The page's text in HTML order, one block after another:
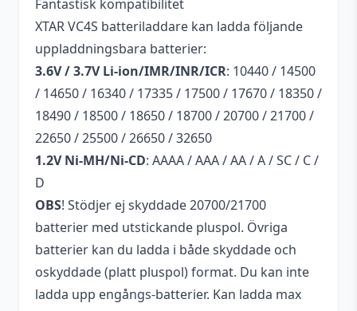
Fantastisk kompatibilitet
XTAR VC4S batteriladdare kan ladda följande
uppladdningsbara batterier:
3.6V / 3.7V Li-ion/IMR/INR/ICR: 10440 / 14500
/ 14650 / 16340 / 17335 / 17500 / 17670 / 18350 /
18490 / 18500 / 18650 / 18700 / 20700 / 21700 /
22650 / 25500 / 26650 / 32650
1.2V Ni-MH/Ni-CD: AAAA / AAA / AA / A / SC / C /
D
OBS! Stödjer ej skyddade 20700/21700
batterier med utstickande pluspol. Övriga
batterier kan du ladda i både skyddade och
oskyddade (platt pluspol) format. Du kan inte
ladda upp engångs-batterier. Kan ladda max